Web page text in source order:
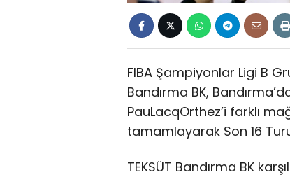
FIBA Şampiyonlar Ligi B
Bandırma BK,
PauLacqOrthez’i farklı
tamamlayarak Son 16
TEKSÜT Bandırma BK